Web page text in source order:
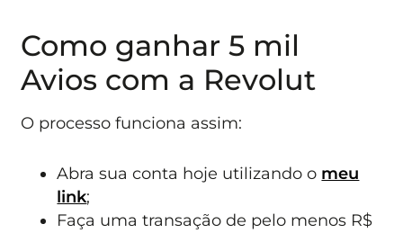
Como ganhar 5 mil
Avios com a Revolut
O processo funciona assim:
Abra sua conta hoje utilizando o meu
link;
Faça uma transação de pelo menos R$